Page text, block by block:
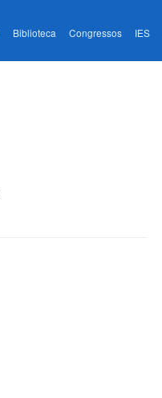
Biblioteca Congressos IES